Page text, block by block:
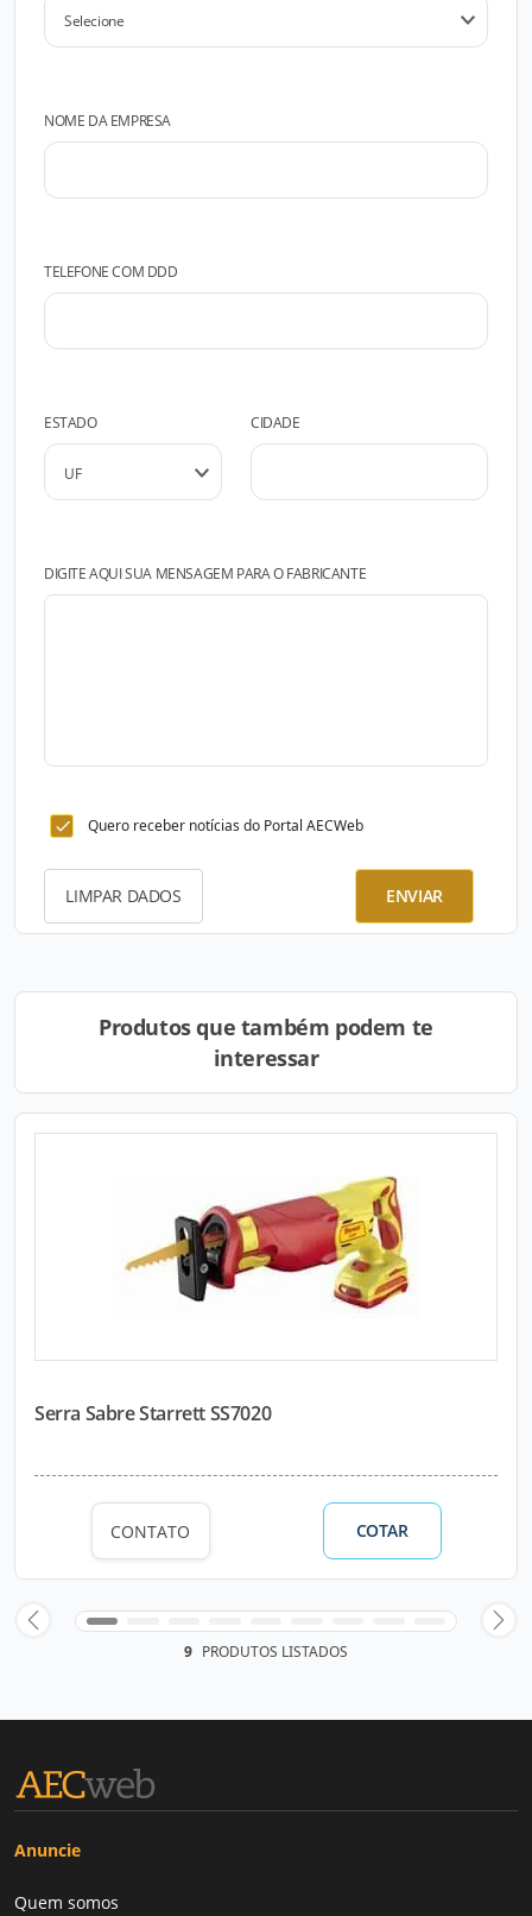
NOME DA EMPRESA
TELEFONE COM DDD
ESTADO CIDADE
DIGITE AQUI SUA MENSAGEM PARA O FABRICANTE
Quero receber notícias do Portal AECWeb
LIMPAR DADOS ENVIAR
Produtos que também podem te
interessar
Serra Sabre Starrett SS7020
CONTATO COTAR
9 PRODUTOS LISTADOS
Anuncie
Quem somos